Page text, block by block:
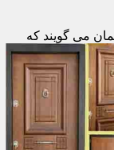
می گویند که